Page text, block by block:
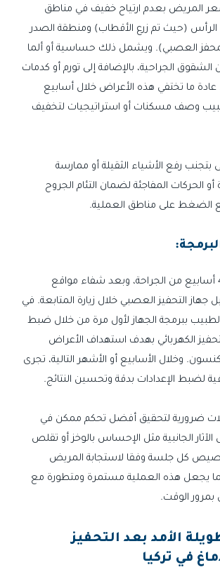
المريض بعدم ارتياح خفيف في مناطق
الرأس (حيث تم زرع الأقطاب) ومنطقة الصدر
العصبي). ويشمل ذلك حساسية أو ألما
الجراحية، بالإضافة إلى تورم أو كدمات
ما تختفي هذه الأعراض خلال أسابيع
وصف مسكنات أو استراتيجيات لتخفيف
رفع الأشياء الثقيلة أو ممارسة
الحركات المفاجئة لضمان التئام الجروح
الضغط على مناطق العملية.
بعد حوالي 2 إلى 4 أسابيع من الجراحة، وبعد شفاء مواقع
جهاز التحفيز العصبي خلال زيارة المتابعة. في
الطبيب ببرمجة الجهاز لأول مرة من خلال ضبط
الكهربائي بهدف استهداف الأعراض
وخلال الأسابيع أو الأشهر التالية، تجرى
لضبط الإعدادات بدقة وتحسين النتائج.
ضرورية لتحقيق أفضل تحكم ممكن في
الجانبية مثل الإحساس بالوخز أو تقلص
كل جلسة وفقا لاستجابة المريض
مما يجعل هذه العملية مستمرة ومتطورة مع
بمرور الوقت.
الأمد بعد التحفيز
في تركيا